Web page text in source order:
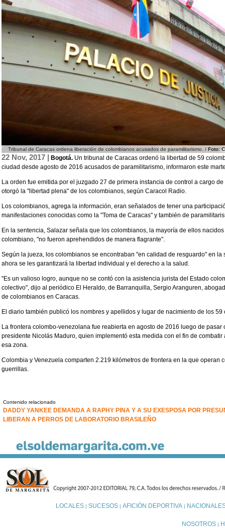
Tribunal de Caracas ordena liberación de colombianos acusados de paramilitarismo. /Foto:
22 Nov, 2017 | Bogotá. Un tribunal de Caracas ordenó la libertad de 59
ciudad desde agosto de 2016 acusados de paramilitarismo, informaron este
La orden fue emitida por el juzgado 27 de primera instancia de control a cargo
otorgó la "libertad plena" de los colombianos, según Caracol Radio.
Los colombianos, agrega la información, eran señalados de tener una
manifestaciones conocidas como la "Toma de Caracas" y también de
En la sentencia, Salazar señala que los colombianos, la mayoría de ellos
colombiano, "no fueron aprehendidos de manera flagrante".
Según la jueza, los colombianos se encontraban "en calidad de resguardo" en
ahora se les garantizará la libertad individual y el derecho a la salud.
"Es un valioso logro, aunque no se contó con la asistencia jurista del Estado
colectivo", dijo al periódico El Heraldo, de Barranquilla, Sergio Aranguren,
de colombianos en Caracas.
El diario también publicó los nombres y apellidos y lugar de nacimiento de los
La frontera colombo-venezolana fue reabierta en agosto de 2016 luego de
presidente Nicolás Maduro, quien implementó esta medida con el fin de
esa zona.
Colombia y Venezuela comparten 2.219 kilómetros de frontera en la que operan
guerrillas.
Contenido relacionado
DADDY YANKEE DEMANDA A RAPHY PINA Y A SU EXESPOSA POR
LIBERAN A PERROS DE LABORATORIO BRASILEÑO
LOCALES| SUCESOS| AFICIÓN DEPORTIVA|
NOSOTROS |